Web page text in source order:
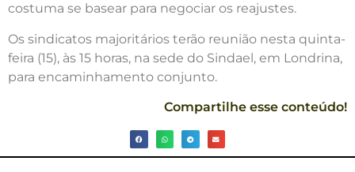
costuma se basear para negociar os reajustes.
Os sindicatos majoritários terão reunião nesta quinta-
feira (15), às 15 horas, na sede do Sindael, em Londrina,
para encaminhamento conjunto.
Compartilhe esse conteúdo!